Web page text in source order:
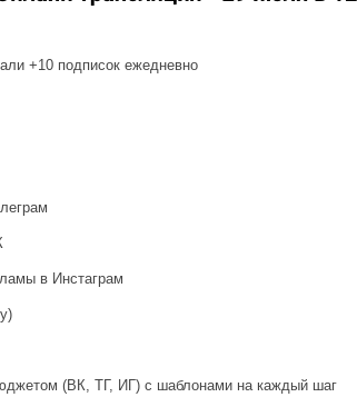
+10 подписок ежедневно
в Инстаграм
(ВК, ТГ, ИГ) с шаблонами на каждый шаг